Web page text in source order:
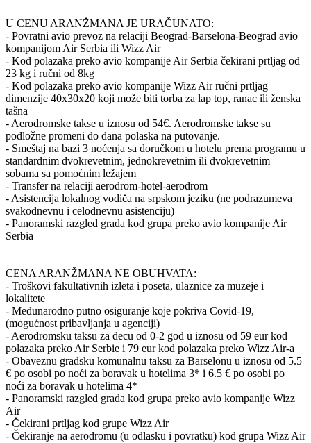
U CENU ARANŽMANA JE URAČUNATO:
- Povratni avio prevoz na relaciji Beograd-Barselona-Beograd avio
kompanijom Air Serbia ili Wizz Air
- Kod polazaka preko avio kompanije Air Serbia čekirani prtljag od
23 kg i ručni od 8kg
- Kod polazaka preko avio kompanije Wizz Air ručni prtljag
dimenzije 40x30x20 koji može biti torba za lap top, ranac ili ženska
tašna
- Aerodromske takse u iznosu od 54€. Aerodromske takse su
podložne promeni do dana polaska na putovanje.
- Smeštaj na bazi 3 noćenja sa doručkom u hotelu prema programu u
standardnim dvokrevetnim, jednokrevetnim ili dvokrevetnim
sobama sa pomoćnim ležajem
- Transfer na relaciji aerodrom-hotel-aerodrom
- Asistencija lokalnog vodiča na srpskom jeziku (ne podrazumeva
svakodnevnu i celodnevnu asistenciju)
- Panoramski razgled grada kod grupa preko avio kompanije Air
Serbia
CENA ARANŽMANA NE OBUHVATA:
- Troškovi fakultativnih izleta i poseta, ulaznice za muzeje i
lokalitete
- Međunarodno putno osiguranje koje pokriva Covid-19,
(mogućnost pribavljanja u agenciji)
- Aerodromsku taksu za decu od 0-2 god u iznosu od 59 eur kod
polazaka preko Air Serbie i 79 eur kod polazaka preko Wizz Air-a
- Obaveznu gradsku komunalnu taksu za Barselonu u iznosu od 5.5
€ po osobi po noći za boravak u hotelima 3* i 6.5 € po osobi po
noći za boravak u hotelima 4*
- Panoramski razgled grada kod grupa preko avio kompanije Wizz
Air
- Čekirani prtljag kod grupe Wizz Air
- Čekiranje na aerodromu (u odlasku i povratku) kod grupa Wizz Air